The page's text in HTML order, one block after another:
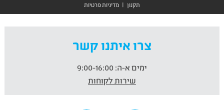
תקנון | מדיניות פרטיות
צרו איתנו קשר
ימים א-ה:
שירות לקוחות